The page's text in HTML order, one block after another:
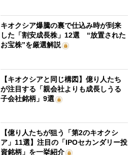
キオクシア爆騰の裏で仕込み時が到来
した「割安成長株」12選 “放置された
お宝株”を厳選解説
【キオクシアと同じ構図】億り人たち
が注目する「親会社よりも成長しうる
子会社銘柄」9選
【億り人たちが狙う「第2のキオクシ
ア」11選】注目の「IPOセカンダリー投
資銘柄」を一挙紹介